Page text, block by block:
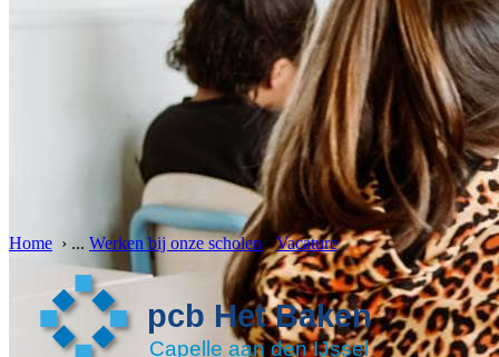
Home › ... Werken bij onze scholen ›Vacature